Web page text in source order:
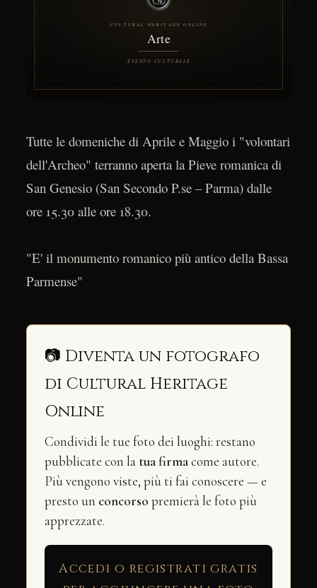
Tutte le domeniche di Aprile e Maggio i "volontari
dell'Archeo" terranno aperta la Pieve romanica di
San Genesio (San Secondo P.se – Parma) dalle
ore 15.30 alle ore 18.30.
"E' il monumento romanico più antico della Bassa
Parmense"
📷 Diventa un fotografo
di Cultural Heritage
Online
Condividi le tue foto dei luoghi: restano
pubblicate con la tua firmacome autore.
Più vengono viste, più ti fai conoscere — e
presto un concorso premierà le foto più
apprezzate.
Accedi o registrati gratis